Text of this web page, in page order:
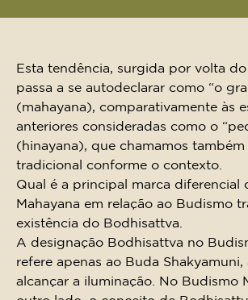
Esta tendência, surgida por volta do
passa a se autodeclarar como “o
(mahayana), comparativamente às
anteriores consideradas como o
(hinayana), que chamamos
tradicional conforme o contexto.
Qual é a principal marca diferencial
Mahayana em relação ao Budismo
existência do Bodhisattva.
A designação Bodhisattva no
refere apenas ao Buda Shakyamuni,
alcançar a iluminação. No Budismo